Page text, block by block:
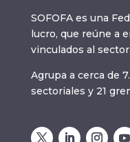
SOFOFA es una
lucro, que reúne a
vinculados al
Agrupa a cerca de
sectoriales y 21